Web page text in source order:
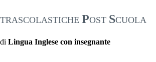
POST SCUOLA
Lingua Inglese con insegnante